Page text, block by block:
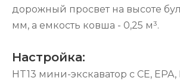
дорожный просвет на высоте
мм, а емкость ковша - 0,25 м³.
Настройка:
HT13 мини-экскаватор с CE, EPA,